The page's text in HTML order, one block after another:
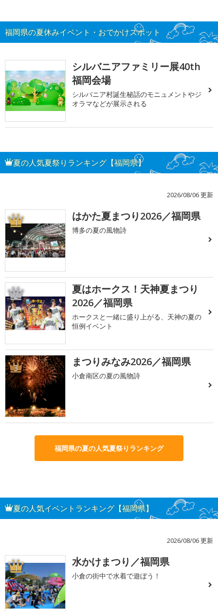
福岡県の夏休みイベント・おでかけスポット
シルバニアファミリー展40th
福岡会場
シルバニア村誕生秘話のモニュメントやジ
オラマなどが展示される
夏の人気夏祭りランキング【福岡県】
2026/08/06 更新
1 はかた夏まつり2026／福岡県
博多の夏の風物詩
2
夏はホークス！天神夏まつり
2026／福岡県
ホークスと一緒に盛り上がる、天神の夏の
恒例イベント
3 まつりみなみ2026／福岡県
小倉南区の夏の風物詩
福岡県の夏の人気夏祭りランキング
夏の人気イベントランキング【福岡県】
2026/08/06 更新
1 水かけまつり／福岡県
小倉の街中で水着で遊ぼう！